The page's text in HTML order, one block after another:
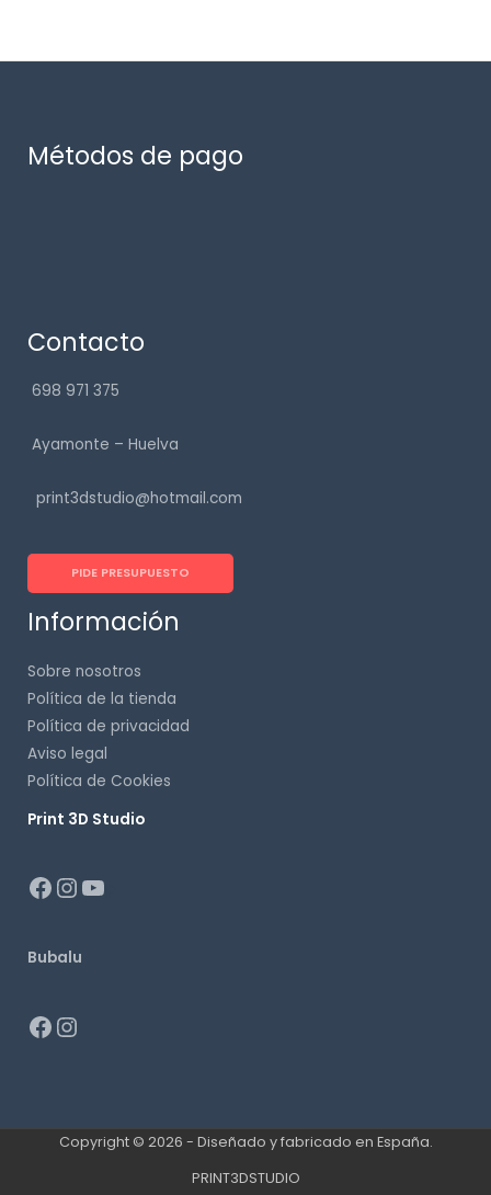
Métodos de pago
Contacto
698 971 375
Ayamonte – Huelva
print3dstudio@hotmail.com
PIDE PRESUPUESTO
Información
Sobre nosotros
Política de la tienda
Política de privacidad
Aviso legal
Política de Cookies
Print 3D Studio
Bubalu
Copyright © 2026 - Diseñado y fabricado en España.
PRINT3DSTUDIO